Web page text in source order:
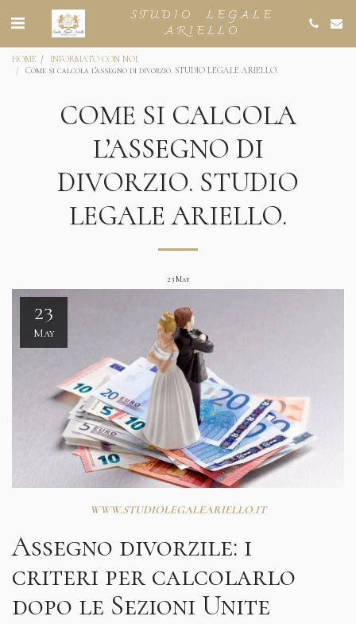
STUDIO LEGALE
ARIELLO
HOME
INFORMATO CON NOI.
Come si calcola l’assegno di divorzio. STUDIO LEGALE ARIELLO.
COME SI CALCOLA
L’ASSEGNO DI
DIVORZIO. STUDIO
LEGALE ARIELLO.
23May
23
May
WWW.STUDIOLEGALEARIELLO.IT
Assegno divorzile: i
criteri per calcolarlo
dopo le Sezioni Unite